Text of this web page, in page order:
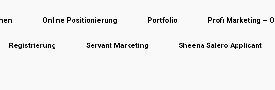
Online Positionierung Portfolio Profi Marketing –
Registrierung Servant Marketing Sheena Salero Applicant